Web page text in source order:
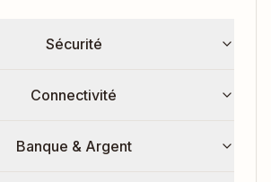
Sécurité
Connectivité
Banque & Argent